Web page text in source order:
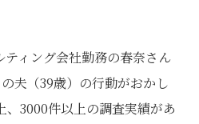
ィング会社勤務の春奈さん
夫（39歳）の行動がおかし
、3000件以上の調査実績があ